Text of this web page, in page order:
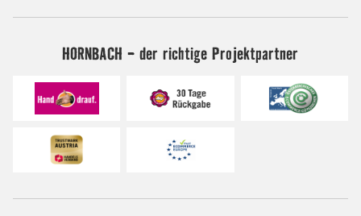
HORNBACH - der richtige Projektpartner